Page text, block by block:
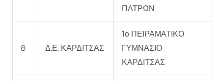
ΠΑΤΡΩΝ
8 Δ.Ε. ΚΑΡΔΙΤΣΑΣ
1ο ΠΕΙΡΑΜΑΤΙΚΟ
ΓΥΜΝΑΣΙΟ
ΚΑΡΔΙΤΣΑΣ